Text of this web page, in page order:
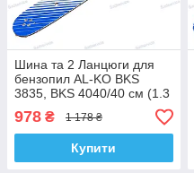
Шина та 2 Ланцюги для
бензопил AL-KO BKS
3835, BKS 4040/40 см (1.3
— 3/8 — 56) Archer
978 ₴ 1 178 ₴
Купити